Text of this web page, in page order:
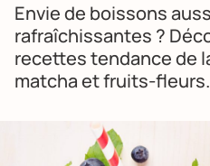
Envie de boissons
rafraîchissantes ?
recettes tendance de
matcha et fruits-fleurs.